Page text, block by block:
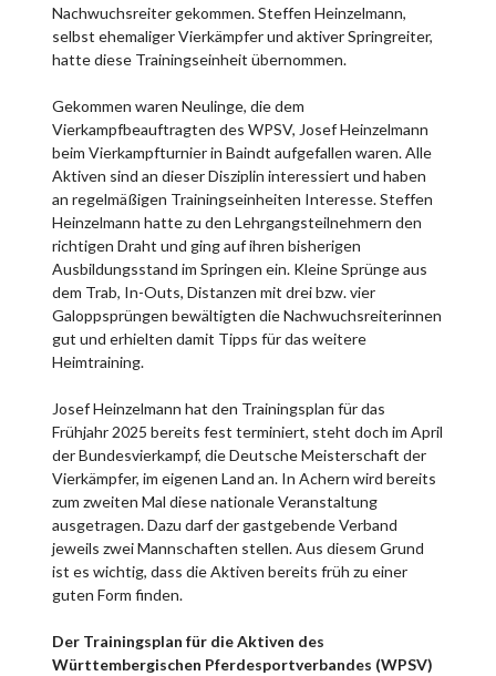
Nachwuchsreiter gekommen. Steffen Heinzelmann,
selbst ehemaliger Vierkämpfer und aktiver Springreiter,
hatte diese Trainingseinheit übernommen.
Gekommen waren Neulinge, die dem
Vierkampfbeauftragten des WPSV, Josef Heinzelmann
beim Vierkampfturnier in Baindt aufgefallen waren. Alle
Aktiven sind an dieser Disziplin interessiert und haben
an regelmäßigen Trainingseinheiten Interesse. Steffen
Heinzelmann hatte zu den Lehrgangsteilnehmern den
richtigen Draht und ging auf ihren bisherigen
Ausbildungsstand im Springen ein. Kleine Sprünge aus
dem Trab, In-Outs, Distanzen mit drei bzw. vier
Galoppsprüngen bewältigten die Nachwuchsreiterinnen
gut und erhielten damit Tipps für das weitere
Heimtraining.
Josef Heinzelmann hat den Trainingsplan für das
Frühjahr 2025 bereits fest terminiert, steht doch im April
der Bundesvierkampf, die Deutsche Meisterschaft der
Vierkämpfer, im eigenen Land an. In Achern wird bereits
zum zweiten Mal diese nationale Veranstaltung
ausgetragen. Dazu darf der gastgebende Verband
jeweils zwei Mannschaften stellen. Aus diesem Grund
ist es wichtig, dass die Aktiven bereits früh zu einer
guten Form finden.
Der Trainingsplan für die Aktiven des
Württembergischen Pferdesportverbandes (WPSV)